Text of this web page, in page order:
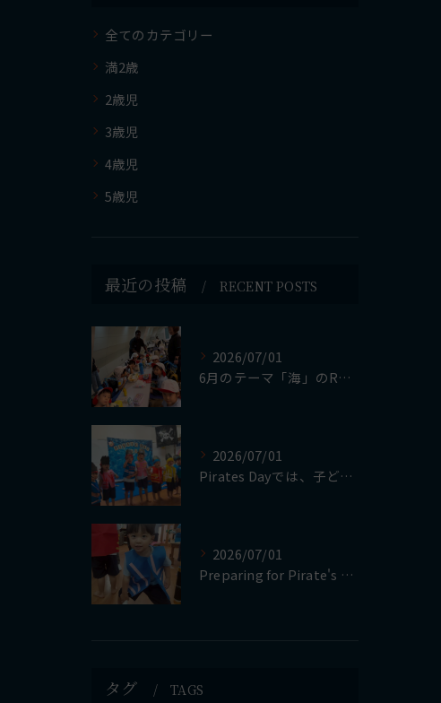
全てのカテゴリー
満2歳
2歳児
3歳児
4歳児
5歳児
最近の投稿 RECENT POSTS
2026/07/01
6月のテーマ「海」のReggio活動の集大成として、Mari...
2026/07/01
Pirates Dayでは、子どもたちが自分で作った衣装やア...
2026/07/01
Preparing for Pirate's Day
タグ TAGS